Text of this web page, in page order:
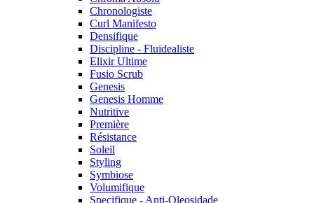
Chronologiste
Curl Manifesto
Densifique
Discipline - Fluidealiste
Elixir Ultime
Fusio Scrub
Genesis
Genesis Homme
Nutritive
Première
Résistance
Soleil
Styling
Symbiose
Volumifique
Specifique - Anti-Oleosidade